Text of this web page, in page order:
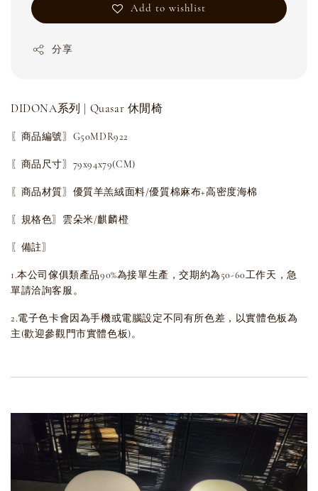
Add to wishlist
分享
DIDONA系列 | Quasar 休閒椅
〖商品編號〗G50MDR922
〖商品尺寸〗79x94x79(CM)
〖商品材質〗優質羊羔絨面料/優質棉麻布+高密度海棉
〖規格色〗雲朵米/麒麟橙
〖備註〗
1.本公司傢俱類產品90%為接單生產，交期約為50-60工作天，急
單請洽詢客服。
2.電子色卡會因為手機或電腦設定不同有所色差，以實體色板為
主(歡迎參觀門市實體色板)。